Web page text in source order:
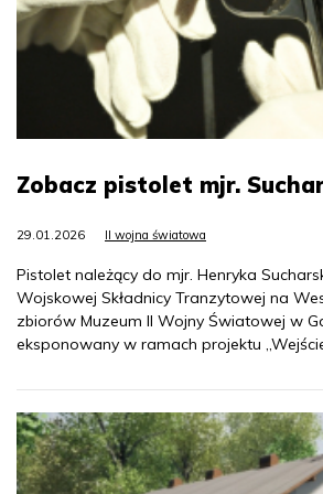
Zobacz pistolet mjr.
29.01.2026 II wojna światowa
Pistolet należący do mjr. Henryka
Wojskowej Składnicy Tranzytowej na
zbiorów Muzeum II Wojny Światowej w
eksponowany w ramach projektu